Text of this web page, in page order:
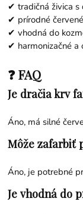
✔ tradičná živica s
✔ prírodné
✔ vhodná do
✔ harmonizačné a
❓ FAQ
Je dračia krv
Áno, má silné
Môže zafarbiť
Áno, je potrebné
Je vhodná do